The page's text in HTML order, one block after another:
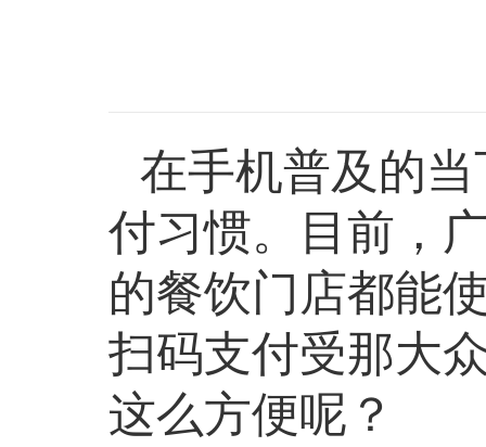
在手机普及的
付习惯。目前，
的餐饮门店都能
扫码支付受那大
这么方便呢？